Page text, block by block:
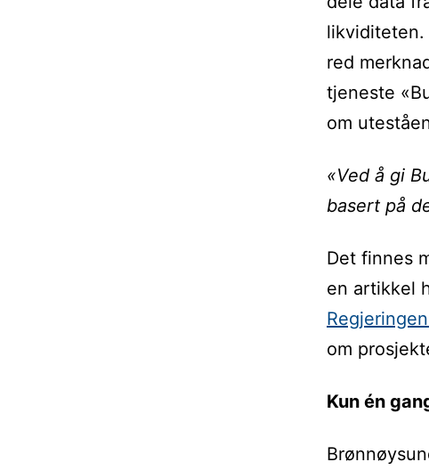
likviditeten.
red
tjeneste
om
«Ved å gi
basert på
Det finnes
en artikkel
om
Kun én